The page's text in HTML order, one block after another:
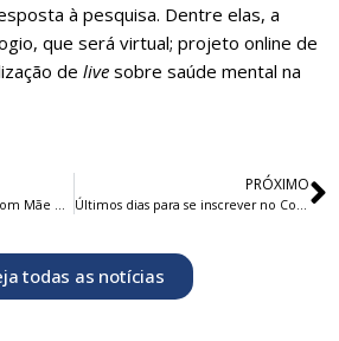
à pesquisa. Dentre elas, a
que será virtual; projeto online de
de live sobre saúde mental na
Funpresp-Jud realiza live com Mãe de Sete em homenagem ao Dia das Mães
PRÓXIMO
Últimos dias para se inscrever no Concurso de Vídeos da Funpresp-Jud
todas as notícias